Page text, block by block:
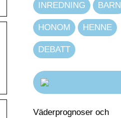
INREDNING BARN
HONOM HENNE
DEBATT
Väderprognoser och